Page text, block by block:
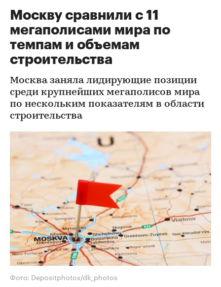
Москву сравнили с 11
мегаполисами мира по
темпам и объемам
строительства
Москва заняла лидирующие позиции
среди крупнейших мегаполисов мира
по нескольким показателям в области
строительства
Фото: Depositphotos/dk_photos